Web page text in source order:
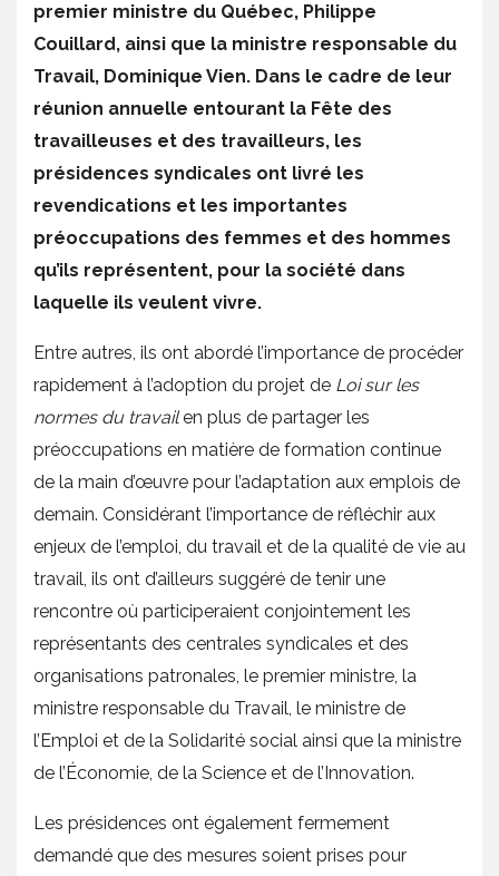
premier ministre du Québec, Philippe
Couillard, ainsi que la ministre responsable du
Travail, Dominique Vien. Dans le cadre de leur
réunion annuelle entourant la Fête des
travailleuses et des travailleurs, les
présidences syndicales ont livré les
revendications et les importantes
préoccupations des femmes et des hommes
qu’ils représentent, pour la société dans
laquelle ils veulent vivre.
Entre autres, ils ont abordé l’importance de procéder
rapidement à l’adoption du projet de Loi sur les
normes du travailen plus de partager les
préoccupations en matière de formation continue
de la main d’œuvre pour l’adaptation aux emplois de
demain. Considérant l’importance de réfléchir aux
enjeux de l’emploi, du travail et de la qualité de vie au
travail, ils ont d’ailleurs suggéré de tenir une
rencontre où participeraient conjointement les
représentants des centrales syndicales et des
organisations patronales, le premier ministre, la
ministre responsable du Travail, le ministre de
l’Emploi et de la Solidarité social ainsi que la ministre
de l’Économie, de la Science et de l’Innovation.
Les présidences ont également fermement
demandé que des mesures soient prises pour